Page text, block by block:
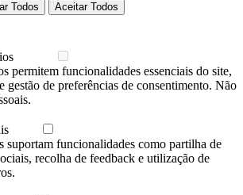
Todos
Aceitar Todos
permitem funcionalidades essenciais do site,
gestão de preferências de consentimento. Não
suportam funcionalidades como partilha de
recolha de feedback e utilização de